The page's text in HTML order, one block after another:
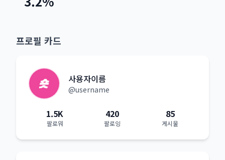
프로필 카드
사용자이름
@username
1.5K
팔로워
420
팔로잉
85
게시물